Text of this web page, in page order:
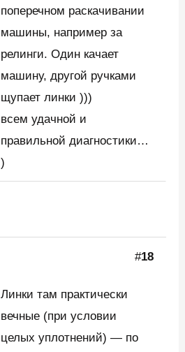
поперечном раскачивании
машины, например за
релинги. Один качает
машину, другой ручками
щупает линки )))
всем удачной и
правильной диагностики…
)
#18
Линки там практически
вечные (при условии
целых уплотнений) — по